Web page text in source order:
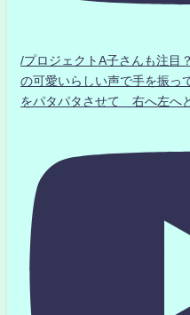
/プロジェクトA子さんも注
の可愛いらしい声で手を振
をパタパタさせて 右へ左へ